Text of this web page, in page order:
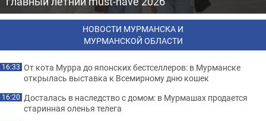
НОВОСТИ МУРМАНСКА И
МУРМАНСКОЙ ОБЛАСТИ
16:33 От кота Мурра до японских бестселлеров: в Мурманске
открылась выставка к Всемирному дню кошек
16:20 Досталась в наследство с домом: в Мурмашах продается
старинная оленья телега